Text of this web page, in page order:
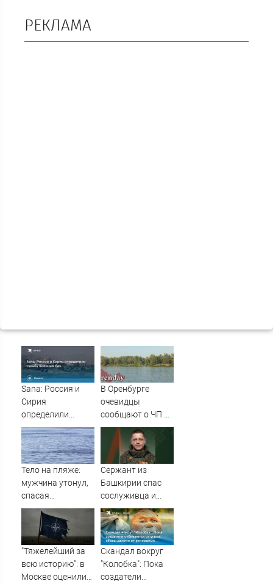
РЕКЛАМА
Sana: Россия и
Сирия
определили
судьбу военных
баз
В Оренбурге
очевидцы
сообщают о ЧП на
озере Старица
Тело на пляже:
мужчина утонул,
спасая
маленькую дочку
09/08/2026 –
Новости
Сержант из
Башкирии спас
сослуживца и
получил ранение
в зоне СВО
"Тяжелейший за
всю историю": в
Москве оценили
Скандал вокруг
"Колобка": Пока
создатели